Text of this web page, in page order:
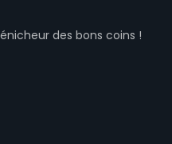
des bons coins !